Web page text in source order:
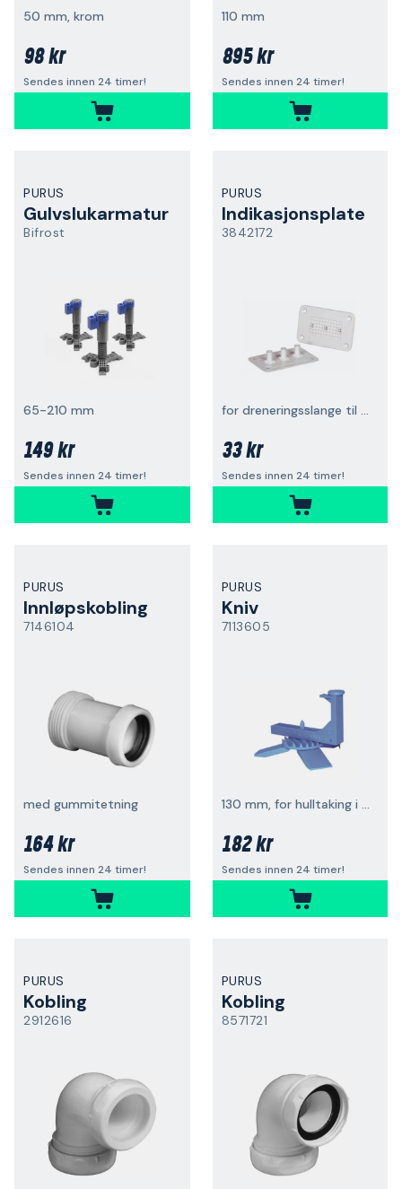
50 mm, krom
98 kr
Sendes innen 24 timer!
110 mm
895 kr
Sendes innen 24 timer!
PURUS
Gulvslukarmatur
Bifrost
65-210 mm
149 kr
Sendes innen 24 timer!
PURUS
Indikasjonsplate
3842172
for dreneringsslange til Aqua Argus
33 kr
Sendes innen 24 timer!
PURUS
Innløpskobling
7146104
med gummitetning
164 kr
Sendes innen 24 timer!
PURUS
Kniv
7113605
130 mm, for hulltaking i plastbelegg
182 kr
Sendes innen 24 timer!
PURUS
Kobling
2912616
PURUS
Kobling
8571721